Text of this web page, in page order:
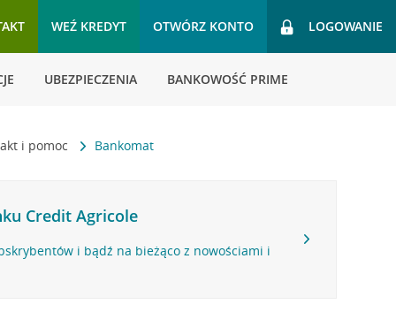
WEŹ KREDYT OTWÓRZ KONTO LOGOWANIE
UBEZPIECZENIA BANKOWOŚĆ PRIME
i pomoc Bankomat
Credit Agricole
i bądź na bieżąco z nowościami i